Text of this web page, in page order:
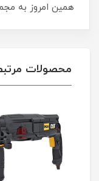
همین امروز به
محصولات